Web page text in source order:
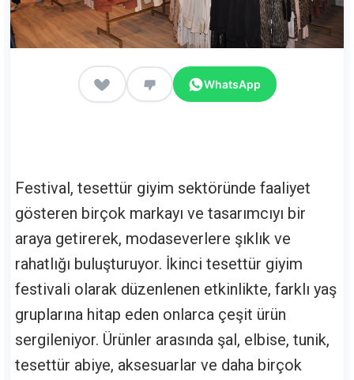
WhatsApp
Festival, tesettür giyim sektöründe faaliyet
gösteren birçok markayı ve tasarımcıyı bir
araya getirerek, modaseverlere şıklık ve
rahatlığı buluşturuyor. İkinci tesettür giyim
festivali olarak düzenlenen etkinlikte, farklı yaş
gruplarına hitap eden onlarca çeşit ürün
sergileniyor. Ürünler arasında şal, elbise, tunik,
tesettür abiye, aksesuarlar ve daha birçok